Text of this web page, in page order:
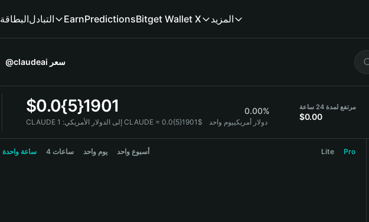
البطاقةالتبادل EarnPredictionsBitget Wallet X المزيد
@claudeai سعر
$0.0{5}1901 0.00%
CLAUDE إلى الدولار الأمريكي: 1 CLAUDE = 0.0{5}1901$ دولار أمريكييوم واحد
مرتفع لمدة 24 ساعة
$0.00
ساعة واحدة 4 ساعات يوم واحد أسبوع واحد Lite Pro